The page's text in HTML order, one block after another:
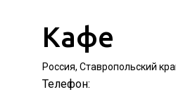
Кафе
Россия, Ставропольский
Телефон: